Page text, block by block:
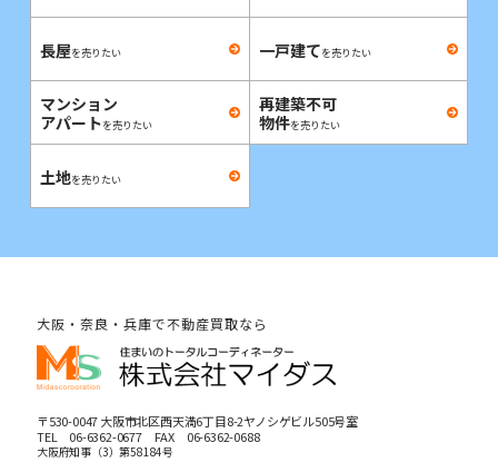
長屋を売りたい 一戸建てを売りたい
マンション
アパートを売りたい
再建築不可
物件を売りたい
土地を売りたい
大阪・奈良・兵庫で不動産買取なら
〒530-0047 大阪市北区西天満6丁目8-2ヤノシゲビル505号室
TEL 06-6362-0677FAX 06-6362-0688
大阪府知事（3）第58184号